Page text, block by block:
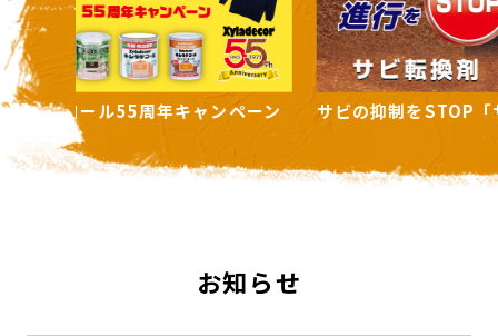
ーン サビの抑制をSTOP「サビ転換剤」
住まいの
お知らせ